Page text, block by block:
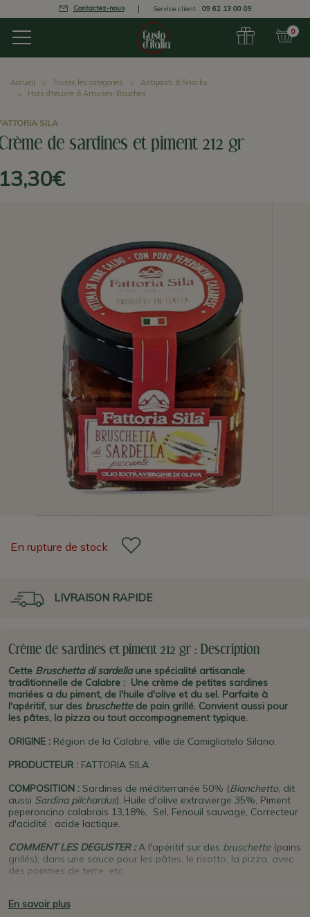
Contactez-nous Service client : 09 62 13 00 09
0
Accueil Toutes les catégories
Antipasti & Snacks
Hors d'oeuvre & Amuses-Bouches
SILA
de sardines et piment 212 gr
En rupture de stock
LIVRAISON RAPIDE
Crème de sardines et piment 212 gr : Description
Cette Bruschetta di sardellaune spécialité artisanale
traditionnelle de Calabre : Une crème de petites sardines
mariées a du piment, de l'huile d'olive et du sel. Parfaite à
l'apéritif, sur des bruschettede pain grillé. Convient aussi pour
les pâtes, la pizza ou tout accompagnement typique.
ORIGINE : Région de la Calabre, ville de Camigliatelo Silano.
PRODUCTEUR : FATTORIA SILA.
COMPOSITION : Sardines de méditerranée 50% (Bianchetto, dit
aussi Sardina pilchardus), Huile d'olive extravierge 35%, Piment
peperoncino calabrais 13,18%, Sel, Fenouil sauvage, Correcteur
d'acidité : acide lactique.
COMMENT LES DEGUSTER :A l'apéritif sur des bruschette (pains
grillés), dans une sauce pour les pâtes, le risotto, la pizza, avec
des pommes de terre, etc.
deCalabrequi marie la
En savoir plus